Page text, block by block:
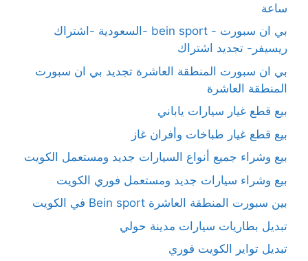
ساعة
بي ان سبورت - bein sport -السعودية -اشتراك
ريسيفر- تجديد اشتراك
بي ان سبورت المنطقة العاشرة تجديد بي ان سبورت
المنطقة العاشرة
بيع قطع غيار سيارات ياباني
بيع قطع غيار طباخات وأفران غاز
بيع وشراء جميع أنواع السيارات جديد ومستعمل الكويت
بيع وشراء سيارات جديد ومستعمل فوري الكويت
بين سبورت المنطقة العاشرة Bein sport في الكويت
تبديل بطاريات سيارات مدينة حولي
تبديل تواير الكويت فوري